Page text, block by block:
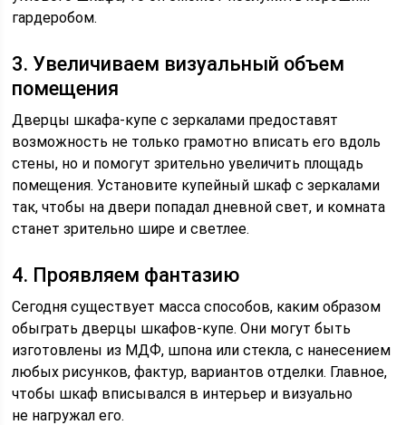
гардеробом.
3. Увеличиваем визуальный объем
помещения
Дверцы шкафа-купе с зеркалами предоставят
возможность не только грамотно вписать его вдоль
стены, но и помогут зрительно увеличить площадь
помещения. Установите купейный шкаф с зеркалами
так, чтобы на двери попадал дневной свет, и комната
станет зрительно шире и светлее.
4. Проявляем фантазию
Сегодня существует масса способов, каким образом
обыграть дверцы шкафов-купе. Они могут быть
изготовлены из МДФ, шпона или стекла, с нанесением
любых рисунков, фактур, вариантов отделки. Главное,
чтобы шкаф вписывался в интерьер и визуально
не нагружал его.